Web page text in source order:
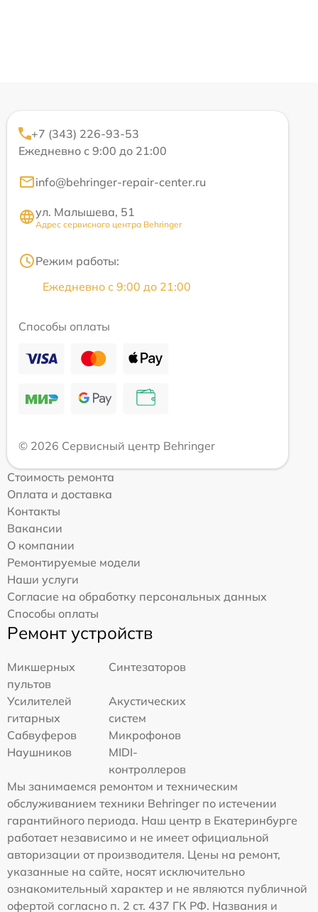
+7 (343) 226-93-53
Ежедневно с 9:00 до 21:00
info@behringer-repair-center.ru
ул. Малышева, 51
Адрес сервисного центра Behringer
Режим работы:
Ежедневно с 9:00 до 21:00
Способы оплаты
© 2026 Сервисный центр Behringer
Стоимость ремонта
Оплата и доставка
Контакты
Вакансии
О компании
Ремонтируемые модели
Наши услуги
Согласие на обработку персональных данных
Способы оплаты
Ремонт устройств
Микшерных
пультов
Синтезаторов
Усилителей
гитарных
Акустических
систем
Сабвуферов
Микрофонов
Наушников
MIDI-
контроллеров
Мы занимаемся ремонтом и техническим
обслуживанием техники Behringer по истечении
гарантийного периода. Наш центр в Екатеринбурге
работает независимо и не имеет официальной
авторизации от производителя. Цены на ремонт,
указанные на сайте, носят исключительно
ознакомительный характер и не являются публичной
офертой согласно п. 2 ст. 437 ГК РФ. Названия и